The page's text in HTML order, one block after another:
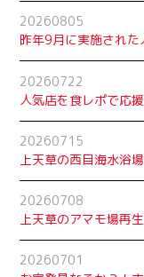
20260805
昨年9月に実施され
20260722
人気店を食レポで応
20260715
上天草の西目海水浴
20260708
上天草のアマモ場再
20260701